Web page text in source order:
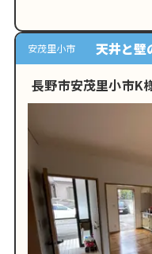
したリフォーム工事と
成金を利用した工事と
安茂里小市
天井と壁
長野市安茂里小市K